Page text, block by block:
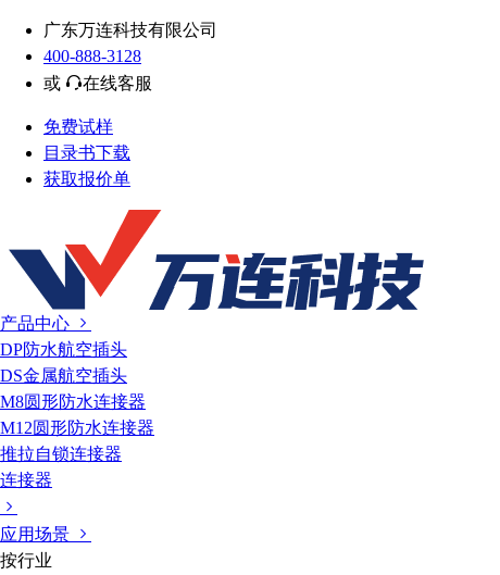
广东万连科技有限公司
400-888-3128
或
在线客服
免费试样
目录书下载
获取报价单
产品中心
DP防水航空插头
DS金属航空插头
M8圆形防水连接器
M12圆形防水连接器
推拉自锁连接器
连接器
应用场景
按行业